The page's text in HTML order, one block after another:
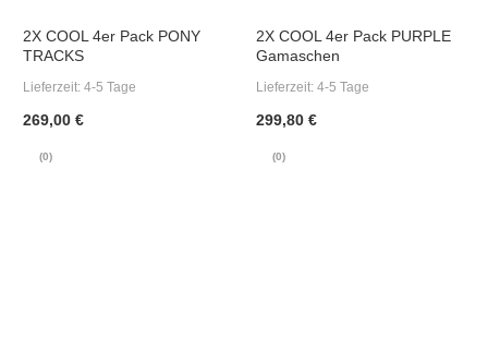
2X COOL 4er Pack PONY
TRACKS
Lieferzeit: 4-5 Tage
269,00 €
(0)
2X COOL 4er Pack PURPLE
Gamaschen
Lieferzeit: 4-5 Tage
299,80 €
(0)